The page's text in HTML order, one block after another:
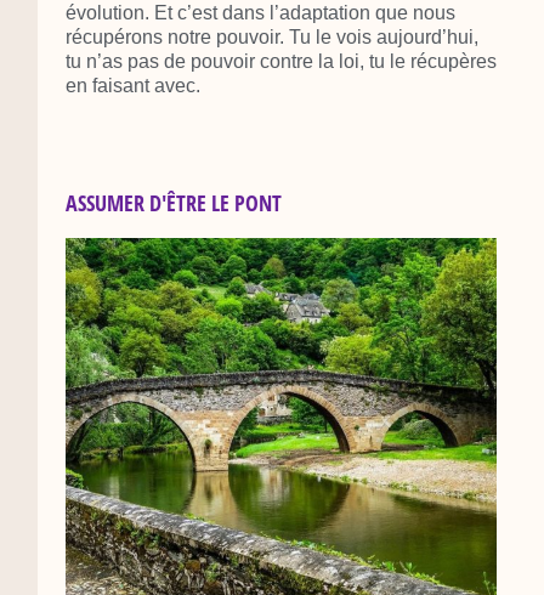
évolution. Et c’est dans l’adaptation que nous
récupérons notre pouvoir. Tu le vois aujourd’hui,
tu n’as pas de pouvoir contre la loi, tu le récupères
en faisant avec.
ASSUMER D'ÊTRE LE PONT